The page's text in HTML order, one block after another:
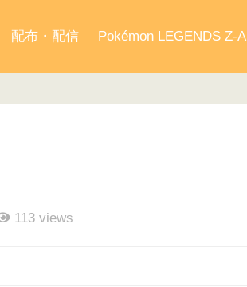
配布・配信 Pokémon LEGENDS Z-A
113 views